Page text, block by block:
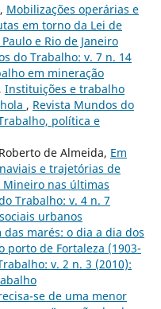
Mobilizações operárias e
em torno da Lei de
e Rio de Janeiro
do Trabalho: v. 7 n. 14
em mineração
Instituições e trabalho
, Revista Mundos do
política e
de Almeida, Em
e trajetórias de
nas últimas
Trabalho: v. 4 n. 7
urbanos
das marés: o dia a dia dos
de Fortaleza (1903-
v. 2 n. 3 (2010):
se de uma menor